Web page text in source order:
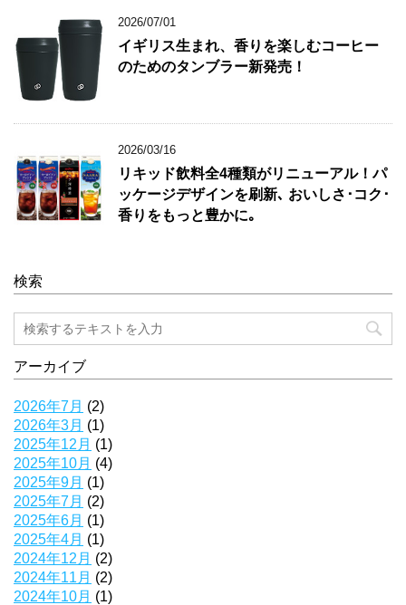
2026/07/01
イギリス生まれ、香りを楽しむコーヒー
のためのタンブラー新発売！
2026/03/16
リキッド飲料全4種類がリニューアル！パ
ッケージデザインを刷新､ おいしさ･コク･
香りをもっと豊かに｡
検索
アーカイブ
2026年7月 (2)
2026年3月 (1)
2025年12月 (1)
2025年10月 (4)
2025年9月 (1)
2025年7月 (2)
2025年6月 (1)
2025年4月 (1)
2024年12月 (2)
2024年11月 (2)
2024年10月 (1)